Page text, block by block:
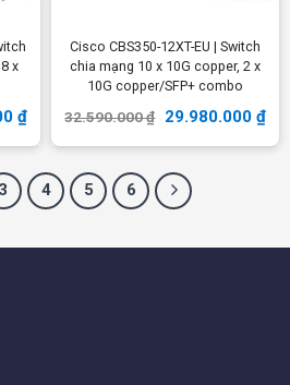
x
₫
Cisco CBS350-12XT-EU | Switch
chia mạng 10 x 10G copper, 2 x
10G copper/SFP+ combo
32.590.000₫ 29.980.000 ₫
3 4 5 6